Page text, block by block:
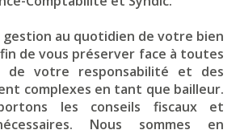
gestion au quotidien de votre bien
de vous préserver face à toutes
de votre responsabilité et des
complexes en tant que bailleur.
les conseils fiscaux et
Nous sommes en